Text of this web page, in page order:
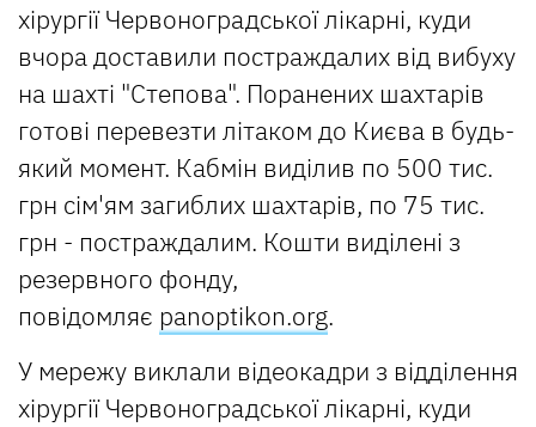
хірургії Червоноградської лікарні, куди
вчора доставили постраждалих від вибуху
на шахті "Степова". Поранених шахтарів
готові перевезти літаком до Києва в будь-
який момент. Кабмін виділив по 500 тис.
грн сім'ям загиблих шахтарів, по 75 тис.
грн - постраждалим. Кошти виділені з
резервного фонду,
повідомляє panoptikon.org.
У мережу виклали відеокадри з відділення
хірургії Червоноградської лікарні, куди